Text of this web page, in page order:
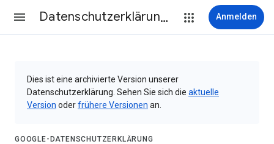
Datenschutzerklärung & Nutzungsbedingungen Anmelden
Dies ist eine archivierte Version unserer
Datenschutzerklärung. Sehen Sie sich die aktuelle
Version oderfrühere Versionen an.
GOOGLE-DATENSCHUTZERKLÄRUNG